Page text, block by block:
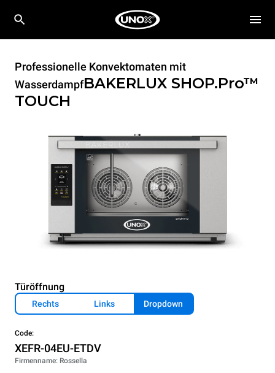
Professionelle Konvektomaten mit
WasserdampfBAKERLUX SHOP.Pro™
TOUCH
Türöffnung
Rechts Links Dropdown
Code:
XEFR-04EU-ETDV
Firmenname: Rossella